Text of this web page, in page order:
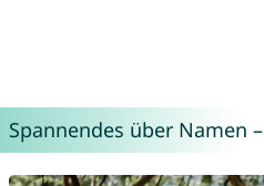
Spannendes über Namen